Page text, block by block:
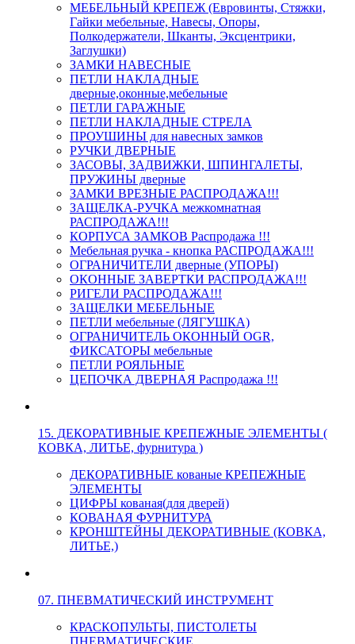
МЕБЕЛЬНЫЙ КРЕПЕЖ (Евровинты, Стяжки,
Гайки мебельные, Навесы, Опоры,
Полкодержатели, Шканты, Эксцентрики,
Заглушки)
ЗАМКИ НАВЕСНЫЕ
ПЕТЛИ НАКЛАДНЫЕ
дверные,оконные,мебельные
ПЕТЛИ ГАРАЖНЫЕ
ПЕТЛИ НАКЛАДНЫЕ СТРЕЛА
ПРОУШИНЫ для навесных замков
РУЧКИ ДВЕРНЫЕ
ЗАСОВЫ, ЗАДВИЖКИ, ШПИНГАЛЕТЫ,
ПРУЖИНЫ дверные
ЗАМКИ ВРЕЗНЫЕ РАСПРОДАЖА!!!
ЗАЩЕЛКА-РУЧКА межкомнатная
РАСПРОДАЖА!!!
КОРПУСА ЗАМКОВ Распродажа !!!
Мебельная ручка - кнопка РАСПРОДАЖА!!!
ОГРАНИЧИТЕЛИ дверные (УПОРЫ)
ОКОННЫЕ ЗАВЕРТКИ РАСПРОДАЖА!!!
РИГЕЛИ РАСПРОДАЖА!!!
ЗАЩЕЛКИ МЕБЕЛЬНЫЕ
ПЕТЛИ мебельные (ЛЯГУШКА)
ОГРАНИЧИТЕЛЬ ОКОННЫЙ OGR,
ФИКСАТОРЫ мебельные
ПЕТЛИ РОЯЛЬНЫЕ
ЦЕПОЧКА ДВЕРНАЯ Распродажа !!!
15. ДЕКОРАТИВНЫЕ КРЕПЕЖНЫЕ ЭЛЕМЕНТЫ (
КОВКА, ЛИТЬЕ, фурнитура )
ДЕКОРАТИВНЫЕ кованые КРЕПЕЖНЫЕ
ЭЛЕМЕНТЫ
ЦИФРЫ кованая(для дверей)
КОВАНАЯ ФУРНИТУРА
КРОНШТЕЙНЫ ДЕКОРАТИВНЫЕ (КОВКА,
ЛИТЬЕ,)
07. ПНЕВМАТИЧЕСКИЙ ИНСТРУМЕНТ
КРАСКОПУЛЬТЫ, ПИСТОЛЕТЫ
ПНЕВМАТИЧЕСКИЕ